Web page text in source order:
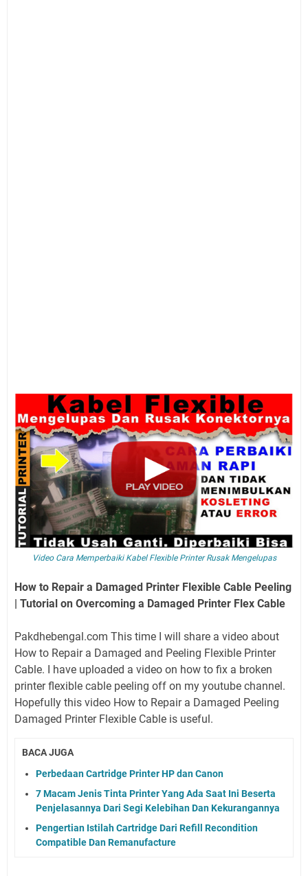
Video Cara Memperbaiki Kabel Flexible Printer Rusak Mengelupas
How to Repair a Damaged Printer Flexible Cable Peeling
| Tutorial on Overcoming a Damaged Printer Flex Cable
Pakdhebengal.com This time I will share a video about
How to Repair a Damaged and Peeling Flexible Printer
Cable. I have uploaded a video on how to fix a broken
printer flexible cable peeling off on my youtube channel.
Hopefully this video How to Repair a Damaged Peeling
Damaged Printer Flexible Cable is useful.
BACA JUGA
Perbedaan Cartridge Printer HP dan Canon
7 Macam Jenis Tinta Printer Yang Ada Saat Ini Beserta
Penjelasannya Dari Segi Kelebihan Dan Kekurangannya
Pengertian Istilah Cartridge Dari Refill Recondition
Compatible Dan Remanufacture